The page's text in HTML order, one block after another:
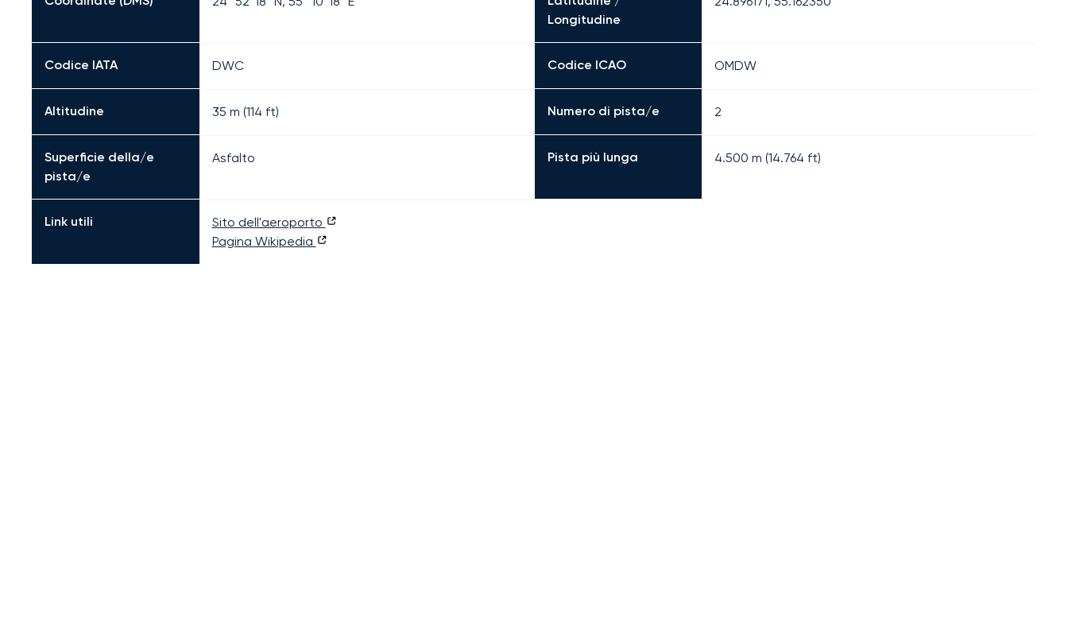
Longitudine
Codice IATA DWC Codice ICAO OMDW
Altitudine 35 m (114 ft) Numero di pista/e 2
Superficie della/e
pista/e
Asfalto Pista più lunga 4.500 m (14.764 ft)
Link utili
Sito dell'aeroporto
Pagina Wikipedia